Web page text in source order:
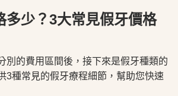
多少？3大常見假牙價格
別的費用區間後，​接下來是假牙種類的
3種常見的假牙療程細節，幫助您快速